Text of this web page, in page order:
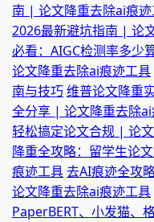
南 | 论文降重去除ai痕
2026最新避坑指南 | 论
必看：AIGC检测率多少
论文降重去除ai痕迹工具
南与技巧维普论文降重
全分享 | 论文降重去除
轻松搞定论文合规 | 论
降重全攻略：留学生论
痕迹工具去AI痕迹全攻
论文降重去除ai痕迹工具
PaperBERT、小发猫、